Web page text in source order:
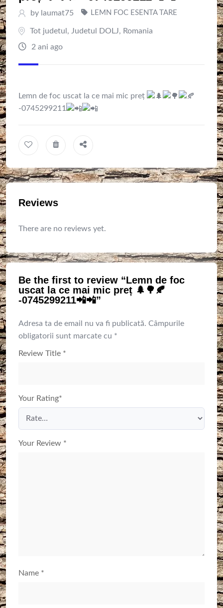
by laumat75 LEMN FOC ESENTA TARE
Tot judetul , Judetul DOLJ, Romania
2 ani ago
Lemn de foc uscat la ce mai mic preț
-0745299211
Reviews
There are no reviews yet.
Be the first to review “Lemn de foc
uscat la ce mai mic preț 🌲🌳🍂
-0745299211📲📲”
Adresa ta de email nu va fi publicată. Câmpurile
obligatorii sunt marcate cu *
Review Title *
Your Rating*
Your Review *
Name *